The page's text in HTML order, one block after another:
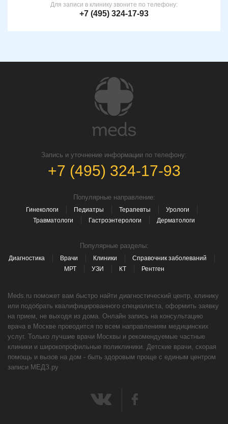
Для записи в клинику звоните по телефону:
+7 (495) 324-17-93
Запись и уточнение информации по телефону:
+7 (495) 324-17-93
Популярные направление:
Гинекологи Педиатры Терапевты
Урологи
Травматологи
Гастроэнтерологи Дерматологи
Популярные разделы:
Диагностика Врачи Клиники
Справочник заболеваний
МРТ
УЗИ КТ Рентген
Meds.ru поможет вам быстро найти диагностический центр, клинику
или подобрать квалифицированного специалиста, оформить заявку
на прием, не выходя из дома. Онлайн запись на консультацию
врача в Москве проводится по всем направлениям медицинских
услуг. Только лучшие врачи Москвы и рекомендуемые частные
клиники и широкопрофильные поликлиники. Детские врачи, скорая
помощь и вызов на дом - быть здоровым проще с единым центром
записи МЕДЗ.ру